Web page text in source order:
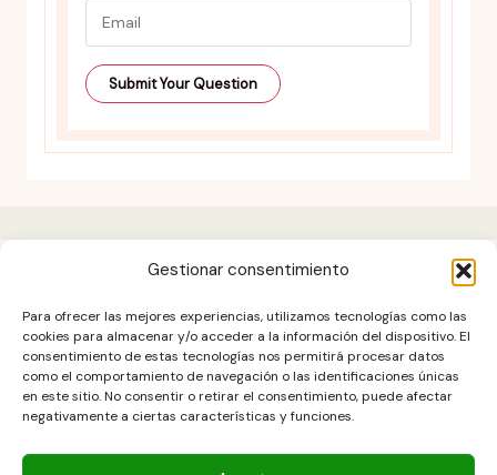
Gestionar consentimiento
Para ofrecer las mejores experiencias, utilizamos tecnologías como las
cookies para almacenar y/o acceder a la información del dispositivo. El
consentimiento de estas tecnologías nos permitirá procesar datos
como el comportamiento de navegación o las identificaciones únicas
en este sitio. No consentir o retirar el consentimiento, puede afectar
negativamente a ciertas características y funciones.
Aviso legal
Contacto
DESCARGO DE RESPONSABILIDAD
Política de cookies (UE)
POLÍTICA DE PRIVACIDAD